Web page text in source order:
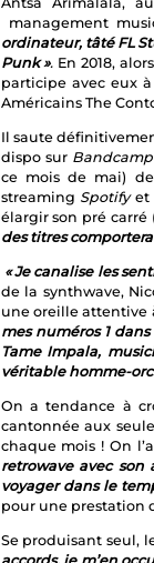
Il saute
dispo surBandcamp
ce mois de mai)
streamingSpotifyet
élargir son pré carré
« Je canalise les
de la synthwave,
une oreille attentive
mes numéros 1
Tame Impala,
On a tendance à
cantonnée aux
chaque mois ! On
retrowave avec
voyager dans le
Se produisant seul,
accords, je m’en
sur scène de lancer
en prévision de la
l’improvisation :«